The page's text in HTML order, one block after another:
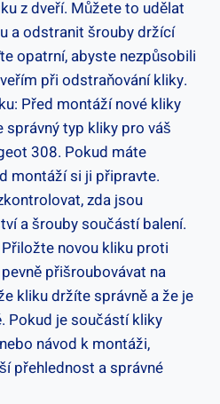
z dveří. Můžete to udělat
a odstranit ‍šrouby držící
opatrní, abyste nezpůsobili
při odstraňování kliky.
Před montáží nové kliky
správný ⁤typ kliky pro ​váš
308. Pokud máte
montáží si ji ‌připravte.
zda jsou
‌a šrouby ​součástí balení.
novou kliku proti
přišroubovávat na
kliku držíte správně a že je
Pokud je​ součástí kliky
⁣návod​ k montáži,‌
přehlednost a správné